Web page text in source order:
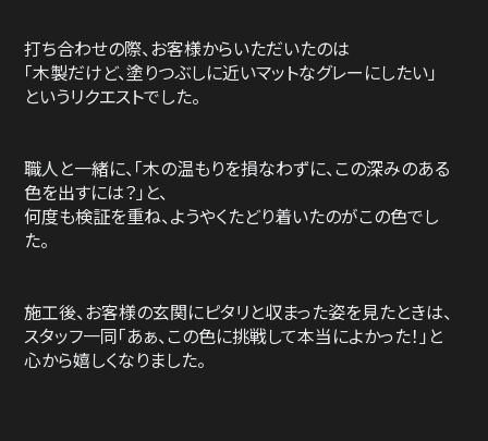
打ち合わせの際、お客様からいただいたのは
「木製だけど、塗りつぶしに近いマットなグレーにしたい」
というリクエストでした。
職人と一緒に、「木の温もりを損なわずに、この深みのある
色を出すには？」と、
何度も検証を重ね、ようやくたどり着いたのがこの色でし
た。
施工後、お客様の玄関にピタリと収まった姿を見たときは、
スタッフ一同「あぁ、この色に挑戦して本当によかった！」と
心から嬉しくなりました。